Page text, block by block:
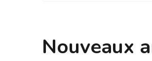
Nouveaux